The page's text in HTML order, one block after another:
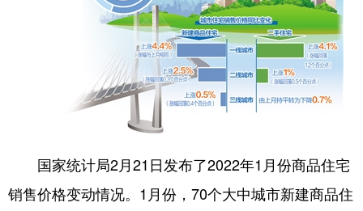
人居 信息化 数字经济
乡村振兴 银龄 溯源中国
旅游 能源 会展
娱乐
公益 一带一路 亚太网 上市公司
文化产业
国家统计局2月21日发布了2022年1月份商品住宅
销售价格变动情况。1月份，70个大中城市新建商品住